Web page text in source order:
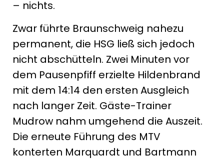
– nichts.
Zwar führte Braunschweig nahezu
permanent, die HSG ließ sich jedoch
nicht abschütteln. Zwei Minuten vor
dem Pausenpfiff erzielte Hildenbrand
mit dem 14:14 den ersten Ausgleich
nach langer Zeit. Gäste-Trainer
Mudrow nahm umgehend die Auszeit.
Die erneute Führung des MTV
konterten Marquardt und Bartmann